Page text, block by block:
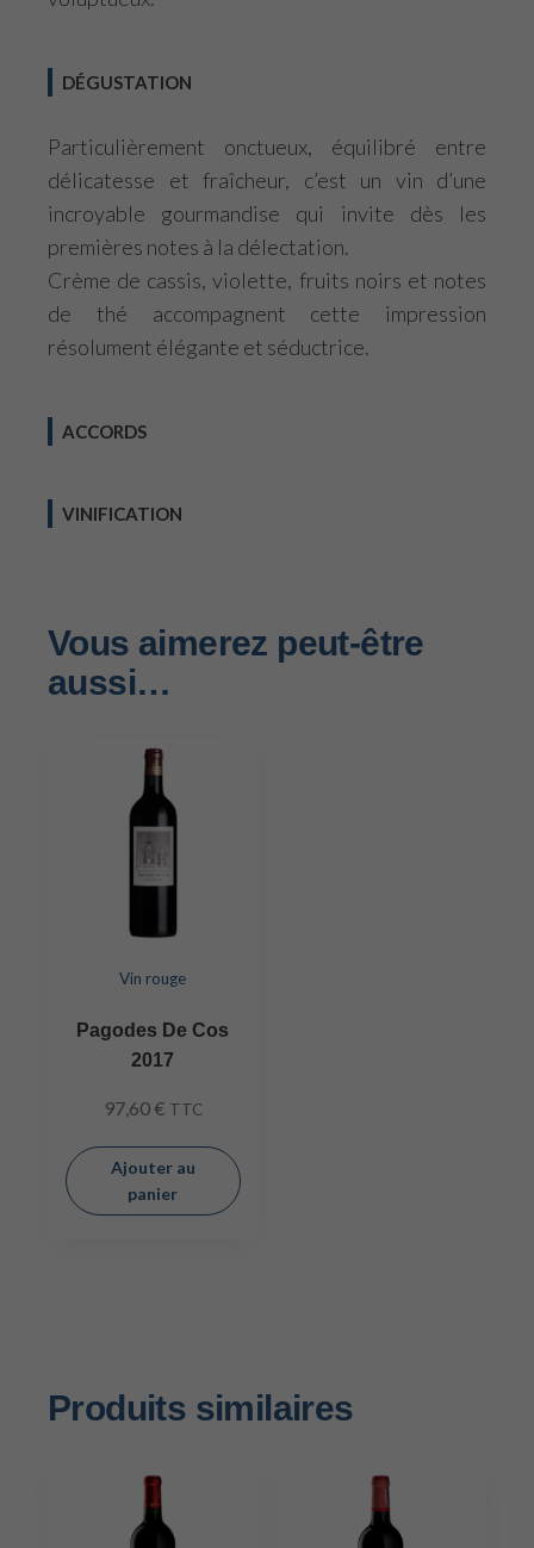
DÉGUSTATION
Particulièrement onctueux, équilibré entre
délicatesse et fraîcheur, c’est un vin d’une
incroyable gourmandise qui invite dès les
premières notes à la délectation.
Crème de cassis, violette, fruits noirs et notes
de thé accompagnent cette impression
résolument élégante et séductrice.
ACCORDS
VINIFICATION
Vous aimerez peut-être
aussi…
Vin rouge
Pagodes De Cos
2017
97,60 € TTC
Ajouter au
panier
Produits similaires